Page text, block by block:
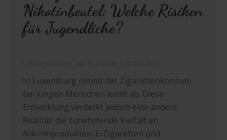
Nikotinbeutel: Welche Risiken
für Jugendliche?
In Luxemburg nimmt der Zigarettenkonsum
bei jungen Menschen leicht ab. Diese
Entwicklung verdeckt jedoch eine andere
Realität: die zunehmende Vielfalt an
Nikotinprodukten. E-Zigaretten und